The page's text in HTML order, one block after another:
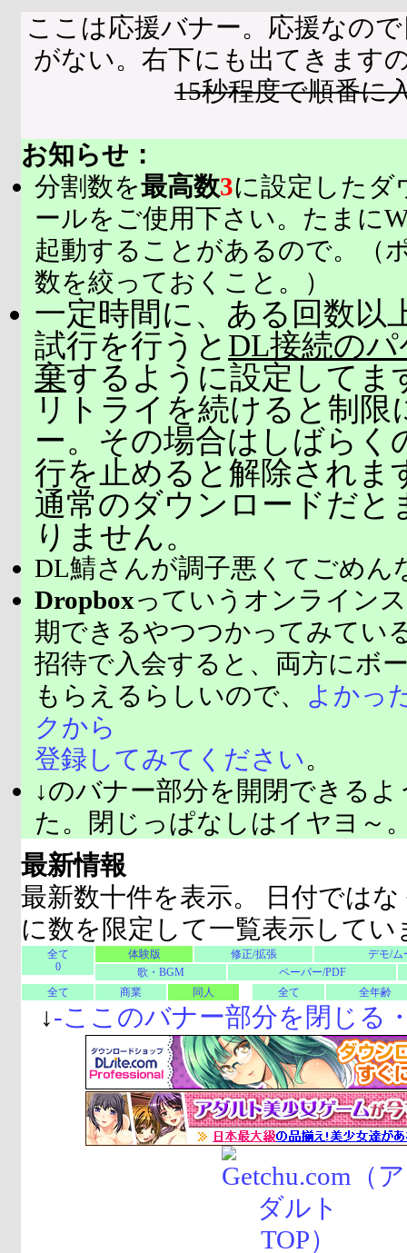
ここは応援バナー。応援なの
がない。右下にも出てきます
15秒程度で順番に
お知らせ：
分割数を最高数3に設定したダ
ールをご使用下さい。たまに
起動することがあるので。（
数を絞っておくこと。）
一定時間に、ある回数以
試行を行うと DL接続の
棄するように設定してま
リトライを続けると制限
ー。その場合はしばらく
行を止めると解除されま
通常のダウンロードだと
りません。
DL鯖さんが調子悪くてごめん
Dropboxっていうオンライン
期できるやつつかってみてい
招待で入会すると、両方にボ
もらえるらしいので、
よかっ
クから
登録してみてください。
↓のバナー部分を開閉できる
た。閉じっぱなしはイヤヨ～
最新情報
最新数十件を表示。 日付では
に数を限定して一覧表示してい
全て
0
体験版 修正/拡張
デモ/ム
歌・BGM
ペーパー/PDF
全て
商業 同人 全て 全年齢
↓-ここのバナー部分を閉じる